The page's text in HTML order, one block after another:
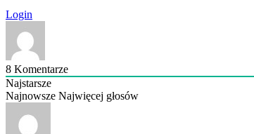
Login
8 Komentarze
Najstarsze
Najnowsze Najwięcej głosów